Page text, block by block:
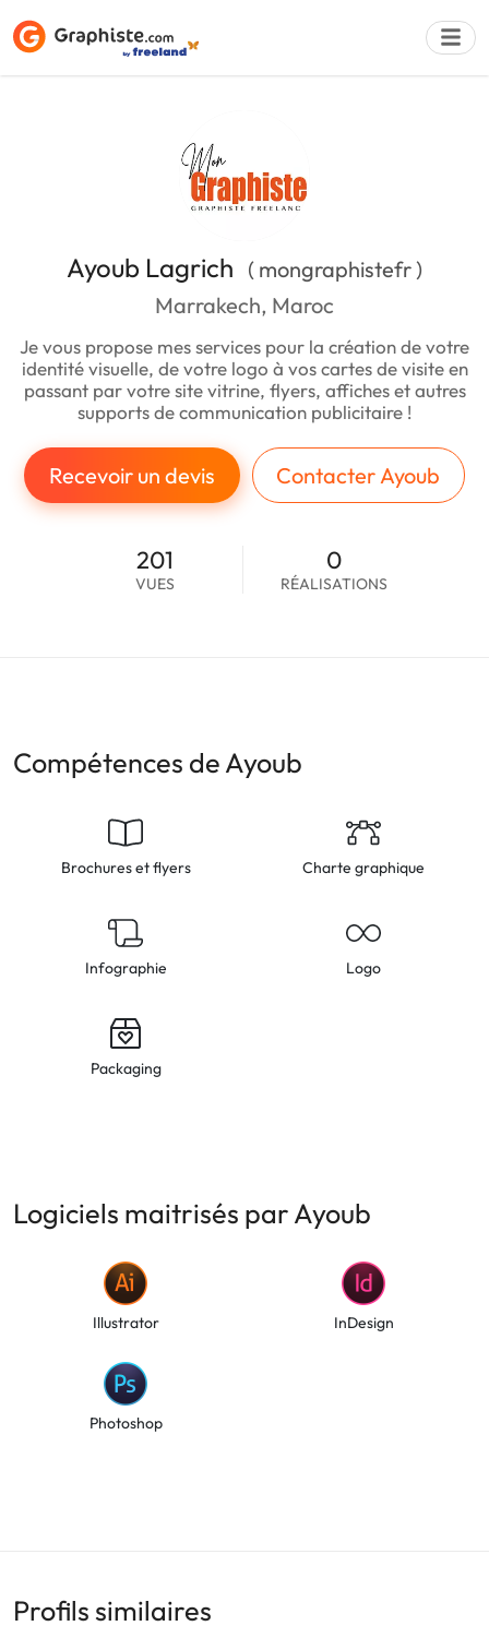
Ayoub Lagrich ( mongraphistefr )
Marrakech, Maroc
Je vous propose mes services pour la création de votre
identité visuelle, de votre logo à vos cartes de visite en
passant par votre site vitrine, flyers, affiches et autres
supports de communication publicitaire !
Recevoir un devis Contacter Ayoub
201
VUES
0
RÉALISATIONS
Compétences de Ayoub
Brochures et flyers Charte graphique
Infographie Logo
Packaging
Logiciels maitrisés par Ayoub
Illustrator InDesign
Photoshop
Profils similaires